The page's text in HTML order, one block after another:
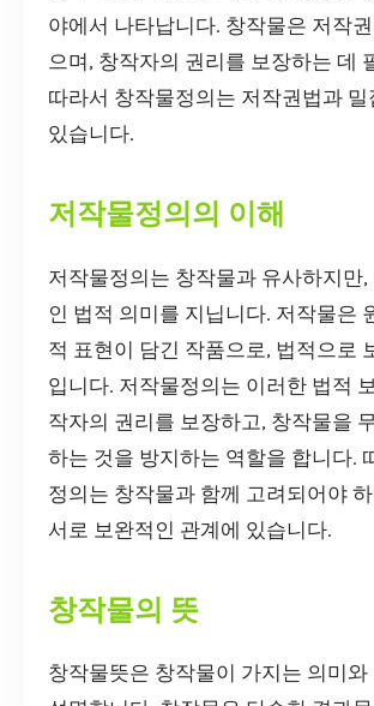
야에서 나타납니다. 창작물은 저작
으며, 창작자의 권리를 보장하는 데
따라서 창작물정의는 저작권법과
있습니다.
저작물정의의 이해
저작물정의는 창작물과 유사하지만,
인 법적 의미를 지닙니다. 저작물은
적 표현이 담긴 작품으로, 법적으로
입니다. 저작물정의는 이러한 법적
작자의 권리를 보장하고, 창작물을
하는 것을 방지하는 역할을 합니다.
정의는 창작물과 함께 고려되어야
서로 보완적인 관계에 있습니다.
창작물의 뜻
창작물뜻은 창작물이 가지는 의미와